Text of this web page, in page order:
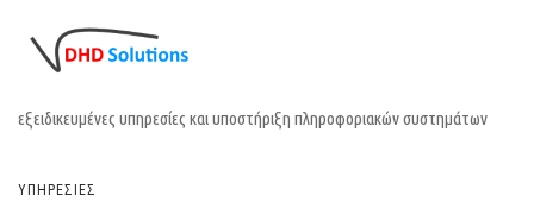
εξειδικευμένες υπηρεσίες και υποστήριξη πληροφοριακών συστημάτων
ΥΠΗΡΕΣΙΕΣ